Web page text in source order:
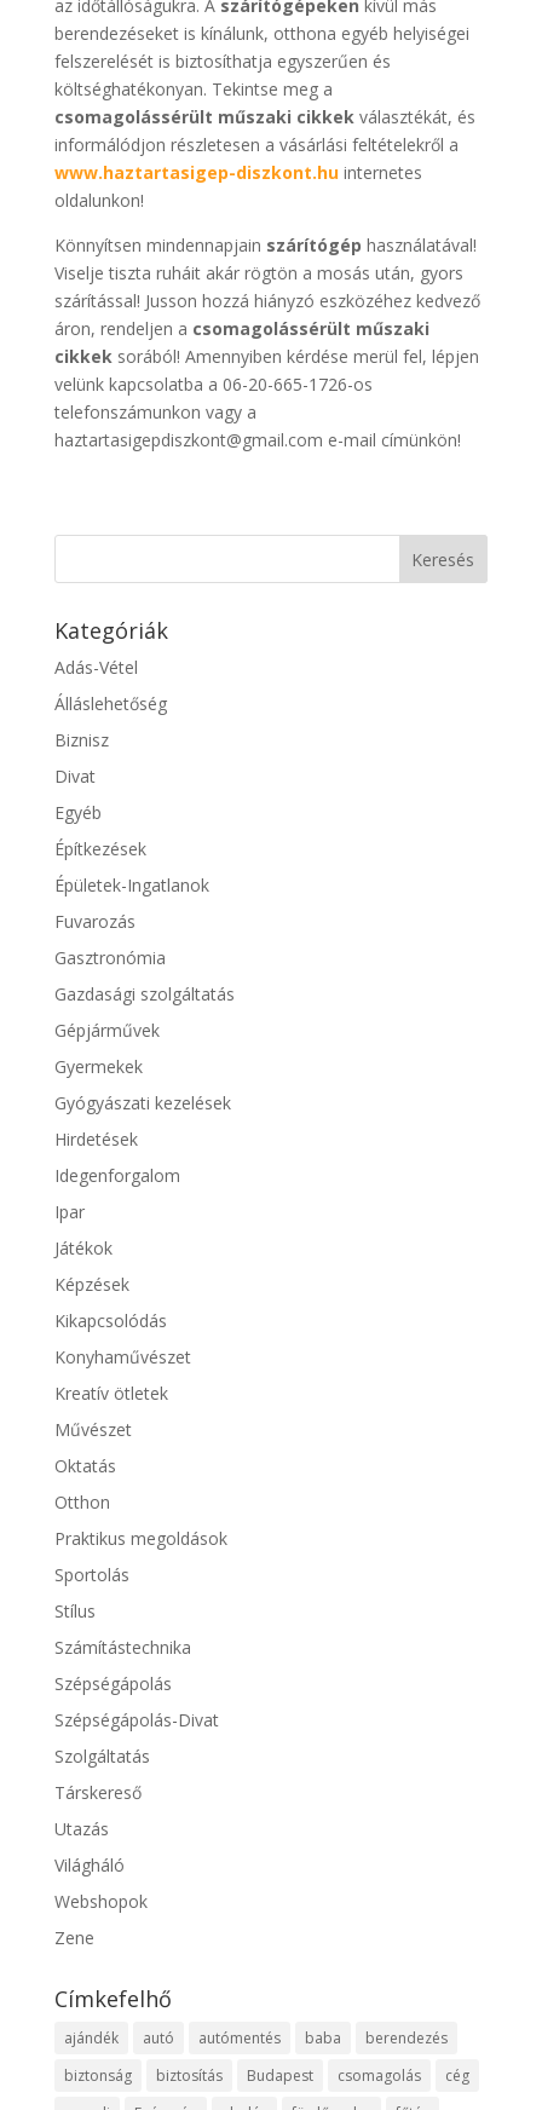
az időtállóságukra. A szárítógépeken kívül más
berendezéseket is kínálunk, otthona egyéb helyiségei
felszerelését is biztosíthatja egyszerűen és
költséghatékonyan. Tekintse meg a
csomagolássérült műszaki cikkekválasztékát, és
informálódjon részletesen a vásárlási feltételekről a
www.haztartasigep-diszkont.huinternetes
oldalunkon!
Könnyítsen mindennapjain szárítógép használatával!
Viselje tiszta ruháit akár rögtön a mosás után, gyors
szárítással! Jusson hozzá hiányzó eszközéhez kedvező
áron, rendeljen a csomagolássérült műszaki
cikkeksorából! Amennyiben kérdése merül fel, lépjen
velünk kapcsolatba a 06-20-665-1726-os
telefonszámunkon vagy a
haztartasigepdiszkont@gmail.com e-mail címünkön!
Kategóriák
Adás-Vétel
Álláslehetőség
Biznisz
Divat
Egyéb
Építkezések
Épületek-Ingatlanok
Fuvarozás
Gasztronómia
Gazdasági szolgáltatás
Gépjárművek
Gyermekek
Gyógyászati kezelések
Hirdetések
Idegenforgalom
Ipar
Játékok
Képzések
Kikapcsolódás
Konyhaművészet
Kreatív ötletek
Művészet
Oktatás
Otthon
Praktikus megoldások
Sportolás
Stílus
Számítástechnika
Szépségápolás
Szépségápolás-Divat
Szolgáltatás
Társkereső
Utazás
Világháló
Webshopok
Zene
Címkefelhő
ajándék autó autómentés baba
berendezés
biztonság
biztosítás Budapest csomagolás
cég